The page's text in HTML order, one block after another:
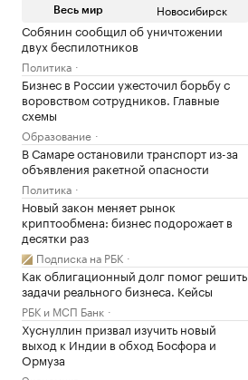
Весь мир Новосибирск
Собянин сообщил об уничтожении
двух беспилотников
Политика
Бизнес в России ужесточил борьбу с
воровством сотрудников. Главные
схемы
Образование
В Самаре остановили транспорт из-за
объявления ракетной опасности
Политика
Новый закон меняет рынок
криптообмена: бизнес подорожает в
десятки раз
Подписка на РБК
Как облигационный долг помог решить
задачи реального бизнеса. Кейсы
РБК и МСП Банк
Хуснуллин призвал изучить новый
выход к Индии в обход Босфора и
Ормуза